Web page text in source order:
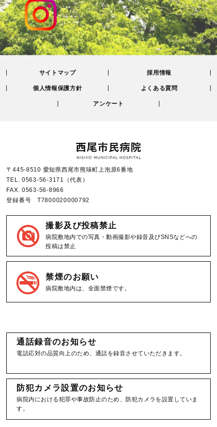
サイトマップ 採用情報
個人情報保護方針 よくある質問
アンケート
〒445-8510 愛知県西尾市熊味町上泡原6番地
TEL.0563-56-3171
（代表）
FAX.0563-56-8966
登録番号 T7800020000792
撮影及び投稿禁止
病院敷地内での写真・動画撮影や録音及びSNSなどへの
投稿は禁止
禁煙のお願い
病院敷地内は、全面禁煙です。
通話録音のお知らせ
電話応対の品質向上のため、通話を録音させていただきます。
防犯カメラ設置のお知らせ
病院内における犯罪や事故防止のため、防犯カメラを設置していま
す。